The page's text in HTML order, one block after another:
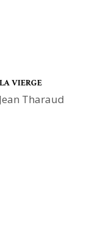
VIERGE
Tharaud